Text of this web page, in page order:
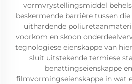
vormvrystellingsmiddel
beskermende barrière tussen
uithardende
voorkom en skoon
tegnologiese eienskappe van
sluit uitstekende termiese
benattingseienskappe
filmvormingseienskappe in wat